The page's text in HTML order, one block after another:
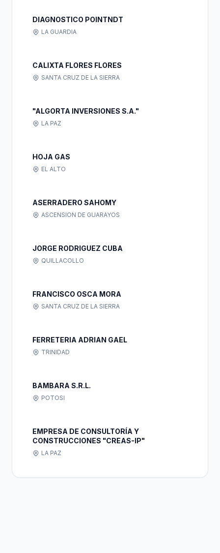
DIAGNOSTICO POINTNDT
LA GUARDIA
CALIXTA FLORES FLORES
SANTA CRUZ DE LA SIERRA
"ALGORTA INVERSIONES S.A."
LA PAZ
HOJA GAS
EL ALTO
ASERRADERO SAHOMY
ASCENSION DE GUARAYOS
JORGE RODRIGUEZ CUBA
QUILLACOLLO
FRANCISCO OSCA MORA
SANTA CRUZ DE LA SIERRA
FERRETERIA ADRIAN GAEL
TRINIDAD
BAMBARA S.R.L.
POTOSI
EMPRESA DE CONSULTORÍA Y
CONSTRUCCIONES "CREAS-IP"
LA PAZ